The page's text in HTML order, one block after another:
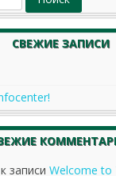
СВЕЖИЕ ЗАПИСИ
к записи Welcome to